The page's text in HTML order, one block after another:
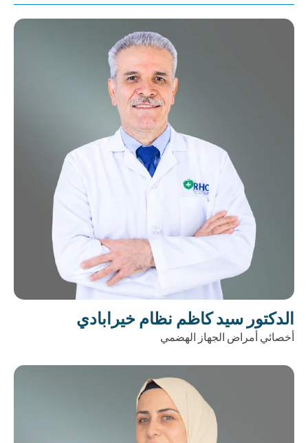
الدكتور سيد كاظم نظام خيرابادي
أخصائي أمراض الجهاز الهضمي